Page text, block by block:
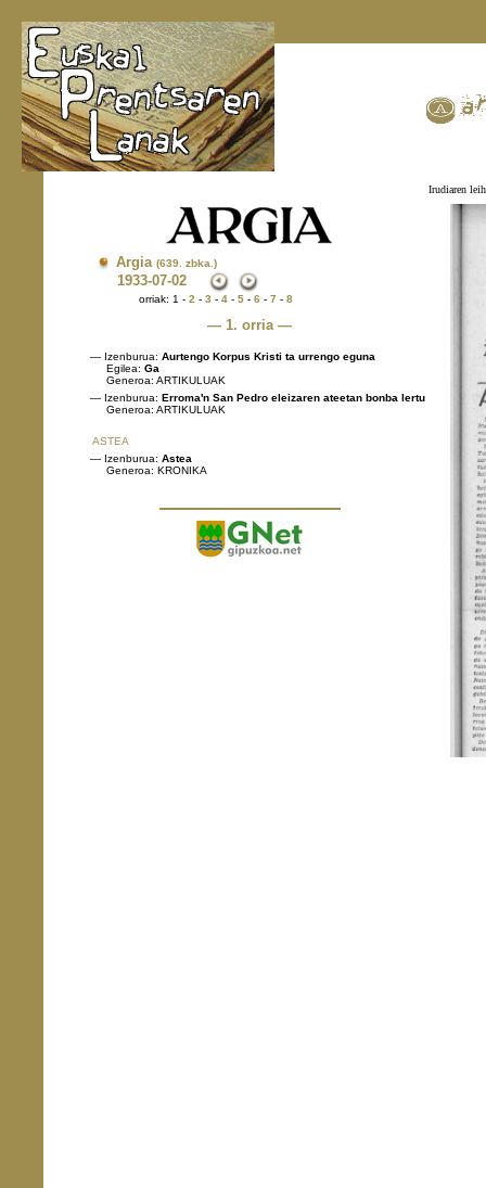
Irudiaren
Argia (639. zbka.)
1933-07-02
orriak: 1 - 2 - 3 - 4 - 5 - 6 - 7 - 8
— 1. orria —
— Izenburua: Aurtengo Korpus Kristi ta urrengo eguna
Egilea: Ga
Generoa: ARTIKULUAK
— Izenburua: Erroma'n San Pedro eleizaren ateetan bonba lertu
Generoa: ARTIKULUAK
ASTEA
— Izenburua: Astea
Generoa: KRONIKA